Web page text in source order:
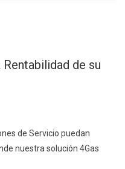
de su
de Servicio puedan
nuestra solución 4Gas